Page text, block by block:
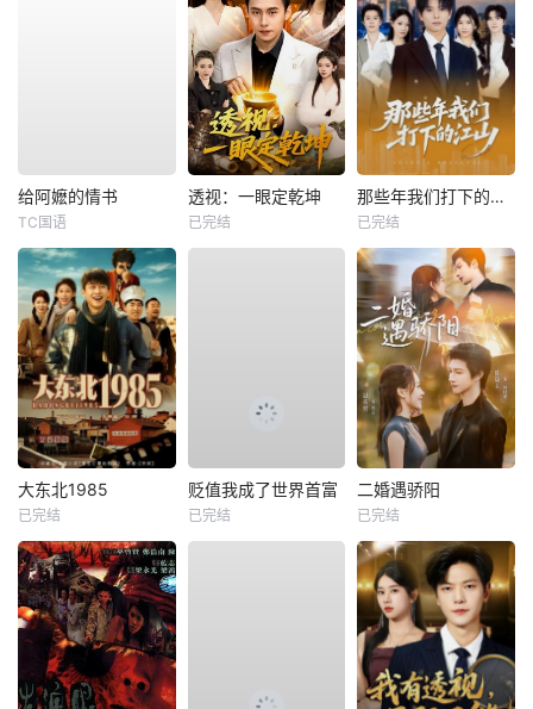
给阿嬷的情书
TC国语
透视：一眼定乾坤
已完结
那些年我们打下的江山
已完结
大东北1985
已完结
贬值我成了世界首富
已完结
二婚遇骄阳
已完结